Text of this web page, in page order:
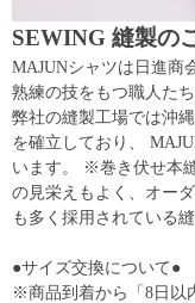
SEWING 縫製の
MAJUNシャツは日進商
熟練の技をもつ職人た
弊社の縫製工場では沖
を確立しており、
います。 ※巻き伏せ本
の見栄えもよく、オー
も多く採用されている縫
●サイズ交換について●
※商品到着から「8日以